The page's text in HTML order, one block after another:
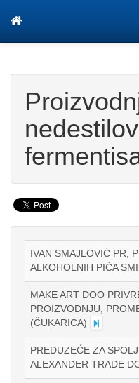
IVAN SMAJLOVIĆ PR,
ALKOHOLNIH PIĆA
MAKE ART DOO
PROIZVODNJU,
(ČUKARICA)
PREDUZEĆE ZA
ALEXANDER TRADE